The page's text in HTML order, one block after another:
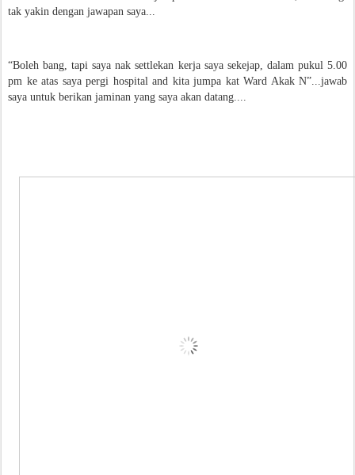
tak yakin dengan jawapan saya...
“Boleh bang, tapi saya nak settlekan kerja saya sekejap, dalam pukul 5.00
pm ke atas saya pergi hospital and kita jumpa kat Ward Akak N”...jawab
saya untuk berikan jaminan yang saya akan datang....